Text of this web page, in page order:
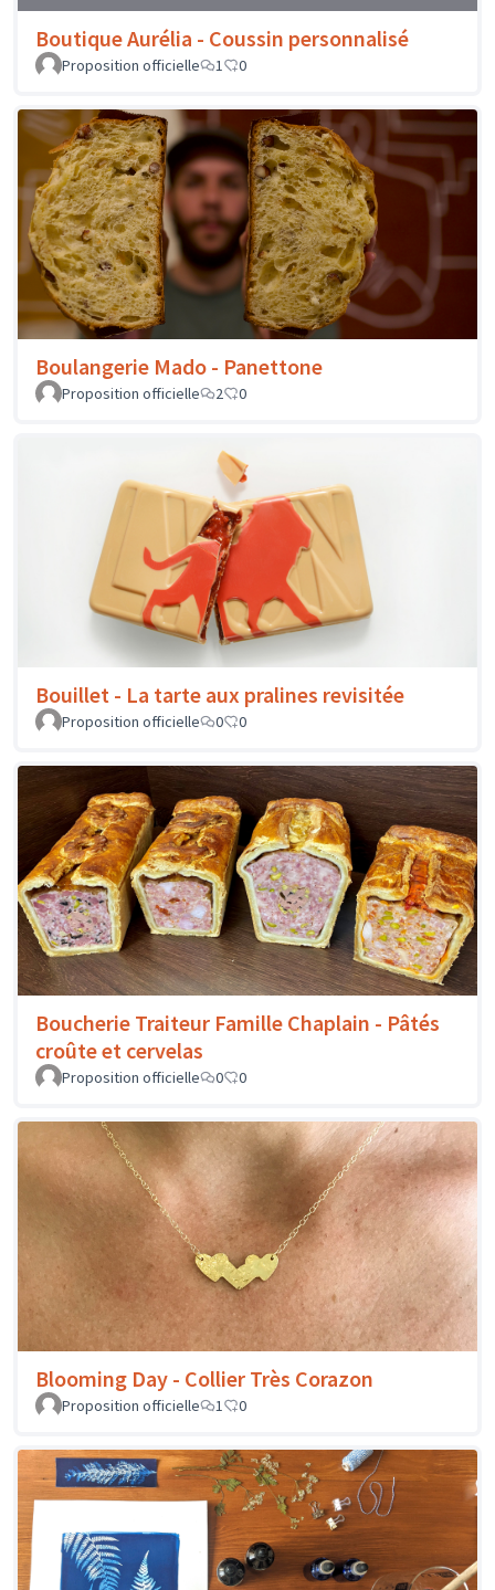
Boutique Aurélia - Coussin personnalisé
Proposition officielle 1 0
Boulangerie Mado - Panettone
Proposition officielle 2 0
Bouillet - La tarte aux pralines revisitée
Proposition officielle 0 0
Boucherie Traiteur Famille Chaplain - Pâtés
croûte et cervelas
Proposition officielle 0 0
Blooming Day - Collier Très Corazon
Proposition officielle 1 0